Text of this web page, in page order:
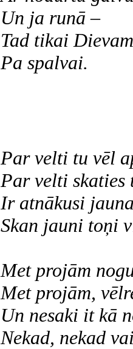
Un ja runā –
Tad tikai
Pa spalvai.
Par velti tu vēl
Par velti skaties
Ir atnākusi
Skan jauni toņi
Met projām
Met projām,
Un nesaki it kā
Nekad, nekad